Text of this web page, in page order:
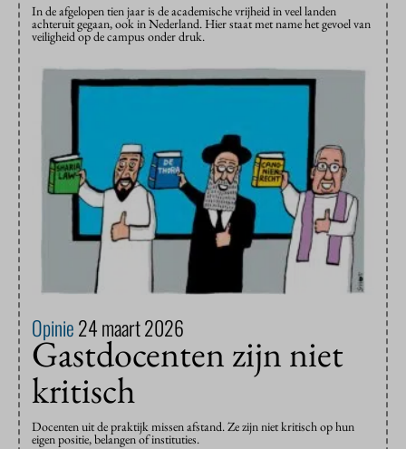
In de afgelopen tien jaar is de academische vrijheid in veel landen
achteruit gegaan, ook in Nederland. Hier staat met name het gevoel van
veiligheid op de campus onder druk.
Opinie24 maart 2026
Gastdocenten zijn niet
kritisch
Docenten uit de praktijk missen afstand. Ze zijn niet kritisch op hun
eigen positie, belangen of instituties.